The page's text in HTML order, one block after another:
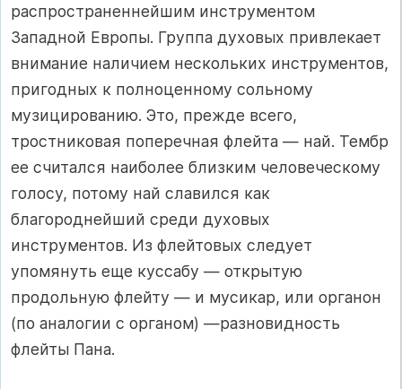
распространеннейшим инструментом
Западной Европы. Группа духовых привлекает
внимание наличием нескольких инструментов,
пригодных к полноценному сольному
музицированию. Это, прежде всего,
тростниковая поперечная флейта — най. Тембр
ее считался наиболее близким человеческому
голосу, потому най славился как
благороднейший среди духовых
инструментов. Из флейтовых следует
упомянуть еще куссабу — открытую
продольную флейту — и мусикар, или органон
(по аналогии с органом) —разновидность
флейты Пана.